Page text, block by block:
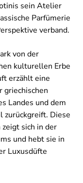
sein Atelier
Parfümerie
verband.
von der
kulturellen Erbe
erzählt eine
griechischen
Landes und dem
zurückgreift. Diese
sich in der
und hebt sie in
Luxusdüfte